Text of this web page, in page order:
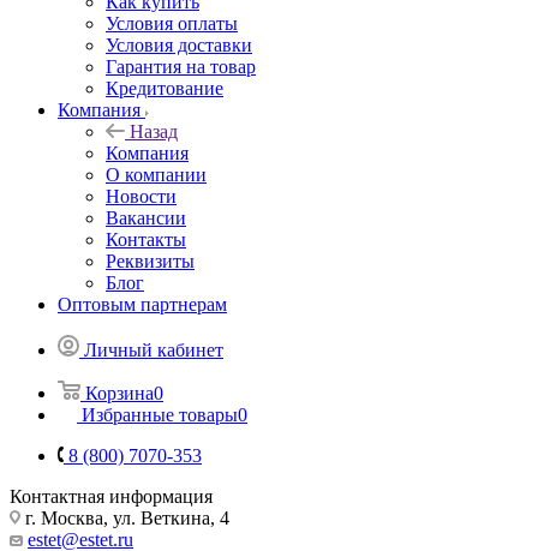
Условия оплаты
Условия доставки
Гарантия на товар
Кредитование
Компания
Назад
Компания
О компании
Новости
Вакансии
Контакты
Реквизиты
Блог
Оптовым партнерам
Личный кабинет
Корзина0
Избранные товары0
8 (800) 7070-353
Контактная информация
г. Москва, ул. Веткина, 4
estet@estet.ru